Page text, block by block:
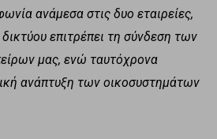
ανάμεσα στις δυο εταιρείες,
επιτρέπει τη σύνδεση των
μας, ενώ ταυτόχρονα
ανάπτυξη των οικοσυστημάτων